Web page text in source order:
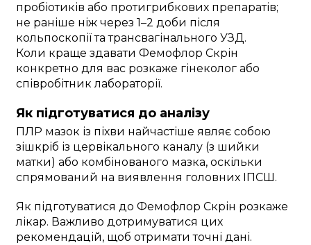
пробіотиків або протигрибкових препаратів;
не раніше ніж через 1–2 доби після
кольпоскопії та трансвагінального УЗД.
Коли краще здавати Фемофлор Скрін
конкретно для вас розкаже гінеколог або
співробітник лабораторії.
Як підготуватися до аналізу
ПЛР мазок із піхви найчастіше являє собою
зішкріб із цервікального каналу (з шийки
матки) або комбінованого мазка, оскільки
спрямований на виявлення головних ІПСШ.
Як підготуватися до Фемофлор Скрін розкаже
лікар. Важливо дотримуватися цих
рекомендацій, щоб отримати точні дані.